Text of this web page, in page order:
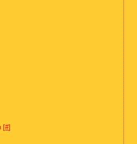
[#]